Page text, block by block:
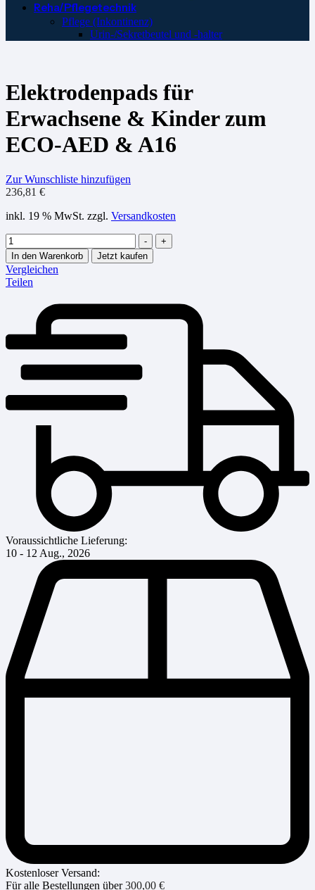
Reha/Pflegetechnik
Pflege (Inkontinenz)
Urin-/Sekretbeutel und -halter
Elektrodenpads für
Erwachsene & Kinder zum
ECO-AED & A16
Zur Wunschliste hinzufügen
236,81 €
inkl. 19 % MwSt. zzgl. Versandkosten
Menge
-
+
In den Warenkorb
Jetzt kaufen
Vergleichen
Teilen
Voraussichtliche Lieferung:
10 - 12 Aug., 2026
Kostenloser Versand:
Für alle Bestellungen über300,00 €